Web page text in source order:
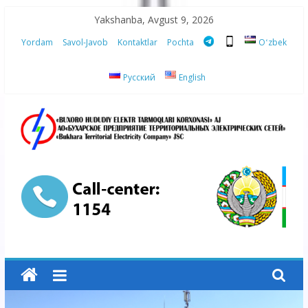
content
Yakshanba, Avgust 9, 2026
Yordam Savol-Javob Kontaktlar Pochta Oʻzbek
Русский English
“Buxoro
hududiy
elektr
tarmoqlari